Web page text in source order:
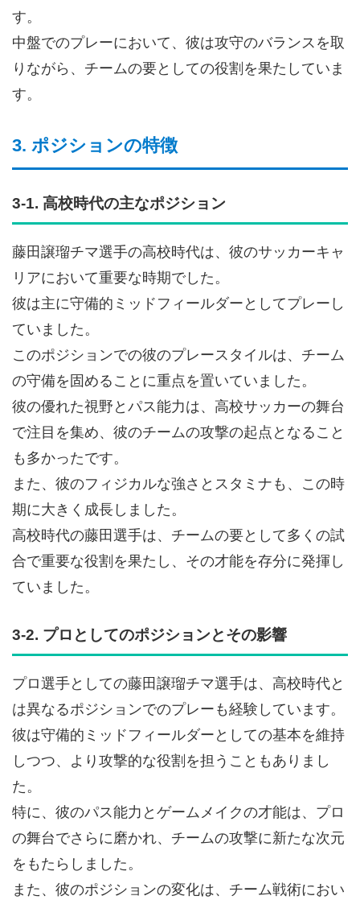
す。
中盤でのプレーにおいて、彼は攻守のバランスを取
りながら、チームの要としての役割を果たしていま
す。
3. ポジションの特徴
3-1. 高校時代の主なポジション
藤田譲瑠チマ選手の高校時代は、彼のサッカーキャ
リアにおいて重要な時期でした。
彼は主に守備的ミッドフィールダーとしてプレーし
ていました。
このポジションでの彼のプレースタイルは、チーム
の守備を固めることに重点を置いていました。
彼の優れた視野とパス能力は、高校サッカーの舞台
で注目を集め、彼のチームの攻撃の起点となること
も多かったです。
また、彼のフィジカルな強さとスタミナも、この時
期に大きく成長しました。
高校時代の藤田選手は、チームの要として多くの試
合で重要な役割を果たし、その才能を存分に発揮し
ていました。
3-2. プロとしてのポジションとその影響
プロ選手としての藤田譲瑠チマ選手は、高校時代と
は異なるポジションでのプレーも経験しています。
彼は守備的ミッドフィールダーとしての基本を維持
しつつ、より攻撃的な役割を担うこともありまし
た。
特に、彼のパス能力とゲームメイクの才能は、プロ
の舞台でさらに磨かれ、チームの攻撃に新たな次元
をもたらしました。
また、彼のポジションの変化は、チーム戦術におい